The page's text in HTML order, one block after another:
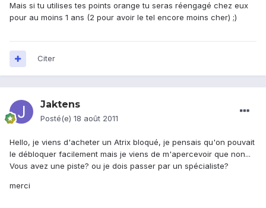
Mais si tu utilises tes points orange tu seras réengagé chez eux
pour au moins 1 ans (2 pour avoir le tel encore moins cher) ;)
Citer
Jaktens
Posté(e) 18 août 2011
Hello, je viens d'acheter un Atrix bloqué, je pensais qu'on pouvait
le débloquer facilement mais je viens de m'apercevoir que non...
Vous avez une piste? ou je dois passer par un spécialiste?
merci